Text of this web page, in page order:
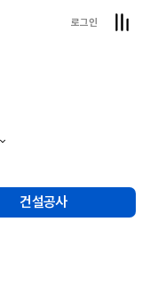
로그인
건설공사